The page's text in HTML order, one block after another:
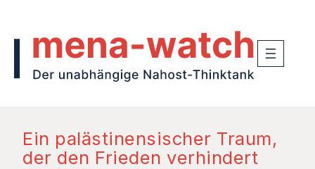
Ein palästinensischer Traum,
der den Frieden verhindert